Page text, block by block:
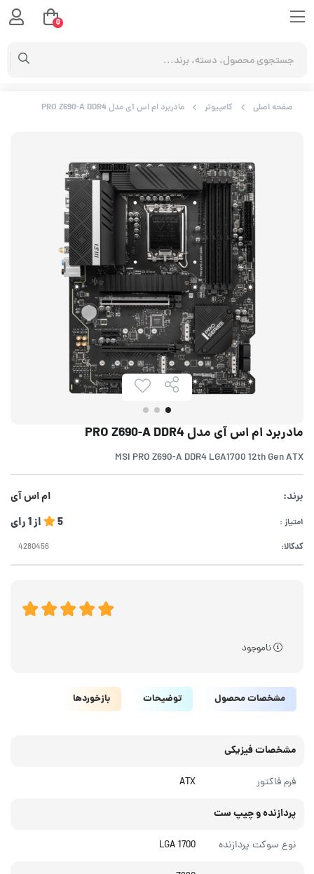
صفحه اصلی کامپیوتر مادربرد ام اس آی مدل PRO Z690-A DDR4
مادربرد ام اس آی مدل PRO Z690-A DDR4
MSI PRO Z690-A DDR4 LGA1700 12th Gen ATX
برند: ام اس آی
امتیاز : 5 از1رای
کدکالا:
ناموجود
مشخصات محصول توضیحات بازخوردها
مشخصات فیزیکی
فرم فاکتور ATX
پردازنده و چیپ ست
نوع سوکت پردازنده LGA 1700
0